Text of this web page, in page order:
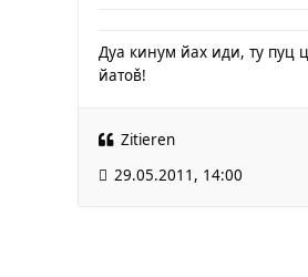
Дуа кинум йах иди, ту пуц
йатов̌!
Zitieren
29.05.2011, 14:00